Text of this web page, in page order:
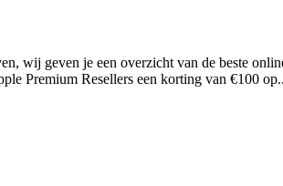
wij geven je een overzicht van de beste
Premium Resellers een korting van €100